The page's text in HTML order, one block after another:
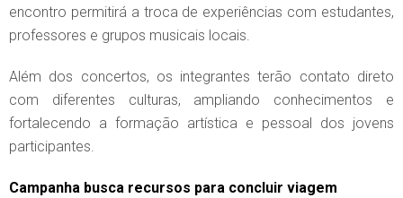
encontro permitirá a troca de experiências com estudantes,
professores e grupos musicais locais.
Além dos concertos, os integrantes terão contato direto
com diferentes culturas, ampliando conhecimentos e
fortalecendo a formação artística e pessoal dos jovens
participantes.
Campanha busca recursos para concluir viagem